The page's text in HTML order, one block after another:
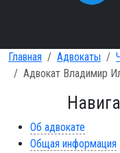
Главная Адвокаты
Адвокат Владимир
Об адвокате
Общая информация